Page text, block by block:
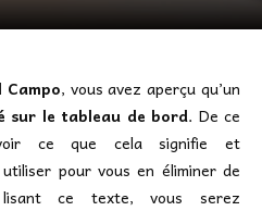
Campo, vous avez aperçu qu’un
sur le tableau de bord. De ce
ce que cela signifie et
pour vous en éliminer de
ce texte, vous serez